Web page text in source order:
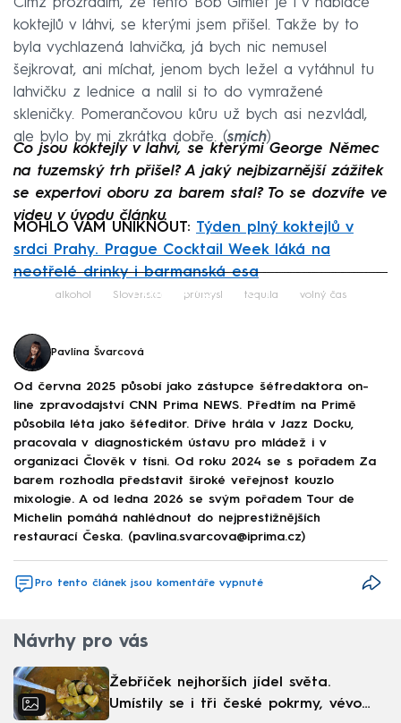
koktejlů v láhvi, se kterými jsem přišel. Takže by to
byla vychlazená lahvička, já bych nic nemusel
šejkrovat, ani míchat, jenom bych ležel a vytáhnul tu
lahvičku z lednice a nalil si to do vymražené
skleničky. Pomerančovou kůru už bych asi nezvládl,
ale bylo by mi zkrátka dobře. (smích)
Co jsou koktejly v lahvi, se kterými George Němec
na tuzemský trh přišel? A jaký nejbizarnější zážitek
se expertovi oboru za barem stal? To se dozvíte ve
videu v úvodu článku.
MOHLO VÁM UNIKNOUT: Týden plný koktejlů v
srdci Prahy. Prague Cocktail Week láká na
neotřelé drinky i barmanská esa
Failed to fetch
alkohol Slovensko průmysl tequila volný čas
Pavlína Švarcová
Od června 2025 působí jako zástupce šéfredaktora on-
line zpravodajství CNN Prima NEWS. Předtím na Primě
působila léta jako šéfeditor. Dříve hrála v Jazz Docku,
pracovala v diagnostickém ústavu pro mládež i v
organizaci Člověk v tísni. Od roku 2024 se s pořadem Za
barem rozhodla představit široké veřejnost kouzlo
mixologie. A od ledna 2026 se svým pořadem Tour de
Michelin pomáhá nahlédnout do nejprestižnějších
restaurací Česka. (pavlina.svarcova@iprima.cz)
Pro tento článek jsou komentáře vypnuté
Návrhy pro vás
Žebříček nejhorších jídel světa.
Umístily se i tři české pokrmy, vévodí